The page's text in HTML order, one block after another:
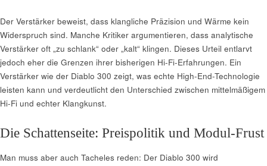
Der Verstärker beweist, dass klangliche Präzision und Wärme kein
Widerspruch sind. Manche Kritiker argumentieren, dass analytische
Verstärker oft „zu schlank“ oder „kalt“ klingen. Dieses Urteil entlarvt
jedoch eher die Grenzen ihrer bisherigen Hi-Fi-Erfahrungen. Ein
Verstärker wie der Diablo 300 zeigt, was echte High-End-Technologie
leisten kann und verdeutlicht den Unterschied zwischen mittelmäßigem
Hi-Fi und echter Klangkunst.
Die Schattenseite: Preispolitik und Modul-Frust
Man muss aber auch Tacheles reden: Der Diablo 300 wird